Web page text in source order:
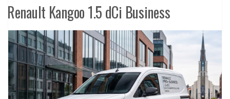
Renault Kangoo 1.5 dCi Business